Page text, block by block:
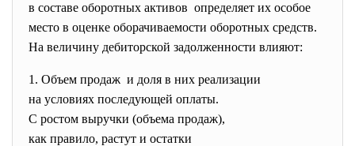
в составе оборотных активов определяет их особое
место в оценке оборачиваемости оборотных средств.
На величину дебиторской задолженности влияют:
1. Объем продаж и доля в них реализации
на условиях последующей оплаты.
С ростом выручки (объема продаж),
как правило, растут и остатки